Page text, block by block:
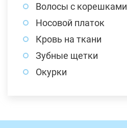
Волосы с корешками
Носовой платок
Кровь на ткани
Зубные щетки
Окурки